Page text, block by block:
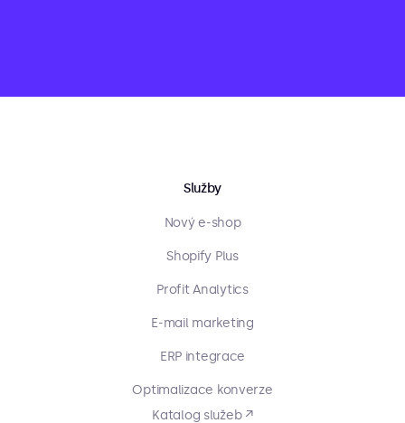
Služby
Nový e-shop
Shopify Plus
Profit Analytics
E-mail marketing
ERP integrace
Optimalizace konverze
Katalog služeb ↗